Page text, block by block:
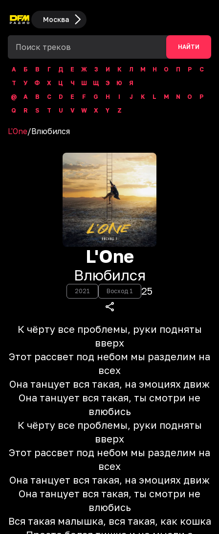
Москва
НАЙТИ
А Б В Г Д Е Ж З И К Л М Н О П Р
С
Т
У Ф Х Ц Ч Ш Щ Э Ю
Я
@
A B C D E F G H I J K L M N O
P
Q
R S T U V W X Y Z
L'One/Влюбился
L'One
Влюбился
2021 Восход 1 25
К чёрту все проблемы, руки подняты
вверх
Этот рассвет под небом мы разделим на
всех
Она танцует вся такая, на эмоциях движ
Она танцует вся такая, ты смотри не
влюбись
К чёрту все проблемы, руки подняты
вверх
Этот рассвет под небом мы разделим на
всех
Она танцует вся такая, на эмоциях движ
Она танцует вся такая, ты смотри не
влюбись
Вся такая малышка, вся такая, как кошка